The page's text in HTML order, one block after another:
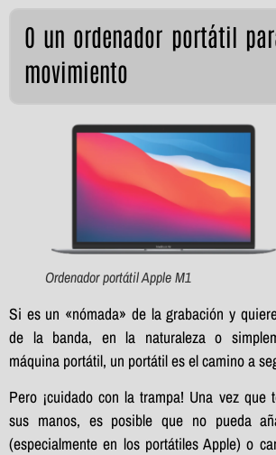
O un ordenador portátil
movimiento
Ordenador portátil Apple M1
Si es un «nómada» de la grabación y
de la banda, en la naturaleza o
máquina portátil, un portátil es el camino a
Pero ¡cuidado con la trampa! Una vez que
sus manos, es posible que no pueda
(especialmente en los portátiles Apple) o